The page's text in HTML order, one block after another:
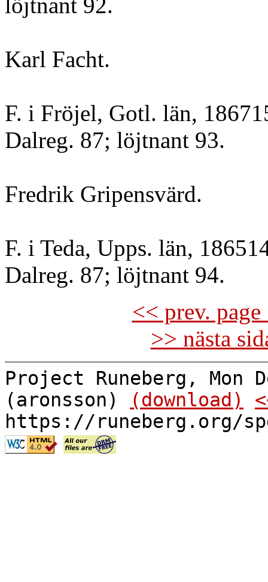
Karl Facht.
F. i Fröjel, Gotl. län,
Dalreg. 87; löjtnant 93.
Fredrik Gripensvärd.
F. i Teda, Upps. län,
Dalreg. 87; löjtnant 94.
<< prev.
>> nästa
Project Runeberg, Mon
(aronsson)
(download)
https://runeberg.org/